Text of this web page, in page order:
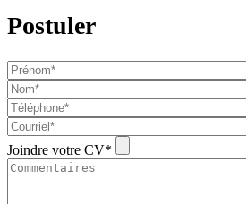
Postuler
Joindre votre CV*